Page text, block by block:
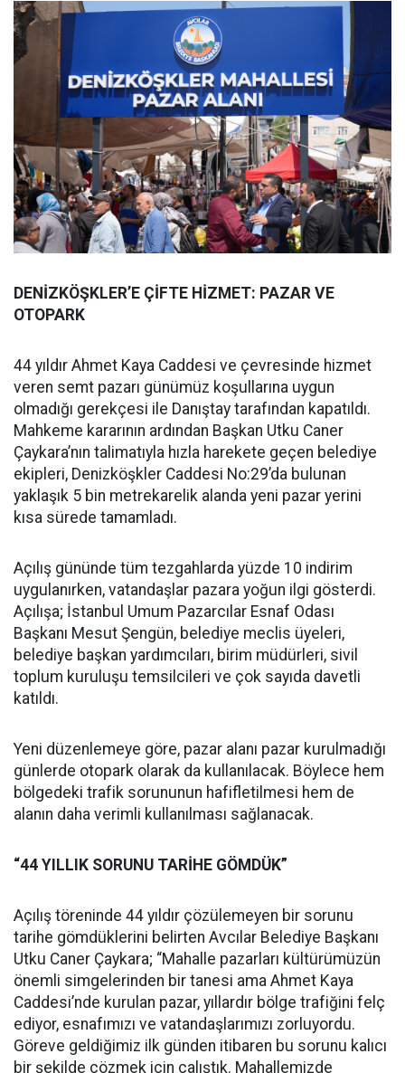
DENİZKÖŞKLER’E ÇİFTE HİZMET: PAZAR VE
OTOPARK
44 yıldır Ahmet Kaya Caddesi ve çevresinde hizmet
veren semt pazarı günümüz koşullarına uygun
olmadığı gerekçesi ile Danıştay tarafından kapatıldı.
Mahkeme kararının ardından Başkan Utku Caner
Çaykara’nın talimatıyla hızla harekete geçen belediye
ekipleri, Denizköşkler Caddesi No:29’da bulunan
yaklaşık 5 bin metrekarelik alanda yeni pazar yerini
kısa sürede tamamladı.
Açılış gününde tüm tezgahlarda yüzde 10 indirim
uygulanırken, vatandaşlar pazara yoğun ilgi gösterdi.
Açılışa; İstanbul Umum Pazarcılar Esnaf Odası
Başkanı Mesut Şengün, belediye meclis üyeleri,
belediye başkan yardımcıları, birim müdürleri, sivil
toplum kuruluşu temsilcileri ve çok sayıda davetli
katıldı.
Yeni düzenlemeye göre, pazar alanı pazar kurulmadığı
günlerde otopark olarak da kullanılacak. Böylece hem
bölgedeki trafik sorununun hafifletilmesi hem de
alanın daha verimli kullanılması sağlanacak.
“44 YILLIK SORUNU TARİHE GÖMDÜK”
Açılış töreninde 44 yıldır çözülemeyen bir sorunu
tarihe gömdüklerini belirten Avcılar Belediye Başkanı
Utku Caner Çaykara; “Mahalle pazarları kültürümüzün
önemli simgelerinden bir tanesi ama Ahmet Kaya
Caddesi’nde kurulan pazar, yıllardır bölge trafiğini felç
ediyor, esnafımızı ve vatandaşlarımızı zorluyordu.
Göreve geldiğimiz ilk günden itibaren bu sorunu kalıcı
bir şekilde çözmek için çalıştık. Mahallemizde